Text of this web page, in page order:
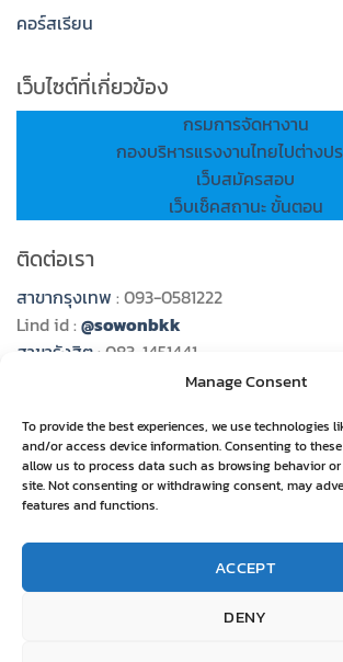
Manage Consent
To provide the best experiences, we use technologies
and/or access device information. Consenting to
allow us to process data such as browsing behavior
site. Not consenting or withdrawing consent, may
features and functions.
ACCEPT
DENY
คอร์สเรียน
เว็บไซต์ที่เกี่ยวข้อง
กรมการจัดหางาน
กองบริหารแรงงานไทยไปต่างป
เว็บสมัครสอบ
เว็บเช็คสถานะ ขั้นตอน
ติดต่อเรา
สาขากรุงเทพ : 093-0581222
Lind id : @sowonbkk
สาขารังสิต: 083-1451441
Line id :@sowonrayong
สาขาอุบลราชธานี: 082-2658777
Line id :@sowonubon
สาขาชลบุรี: 085-5288995
Line id :@sowon789
: 081-9379693
Line id :@goline111